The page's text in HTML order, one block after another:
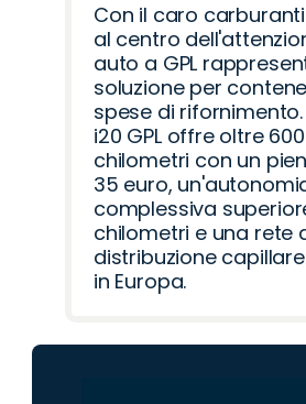
Con il caro
al centro
auto a GPL
soluzione per
spese di
i20 GPL offre oltre 600
chilometri con un
35 euro,
complessiva
chilometri e una rete
distribuzione
in Europa.